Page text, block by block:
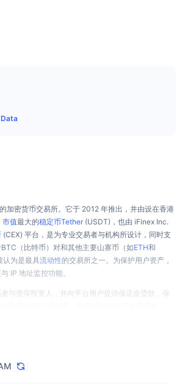
数
比
20 指数
100 指数
探索工具
器人
加密货币交易所。它于 2012 年推出，并由设在香港
市值最大的稳定币Tether (USDT)，也由 iFinex Inc.
(CEX) 平台，是为专业交易者与机构所设计，同时支
（比特币）对和其他主要山寨币（如ETH和
认为是最具流动性的交易所之一。为保护用户资产，
IP 地址监控功能。
与资深投资人，并向平台用户提供保证金贷款、保
，例如 Bitfinex Borrow、Bitfinex Pay、Bitfinex
谁？